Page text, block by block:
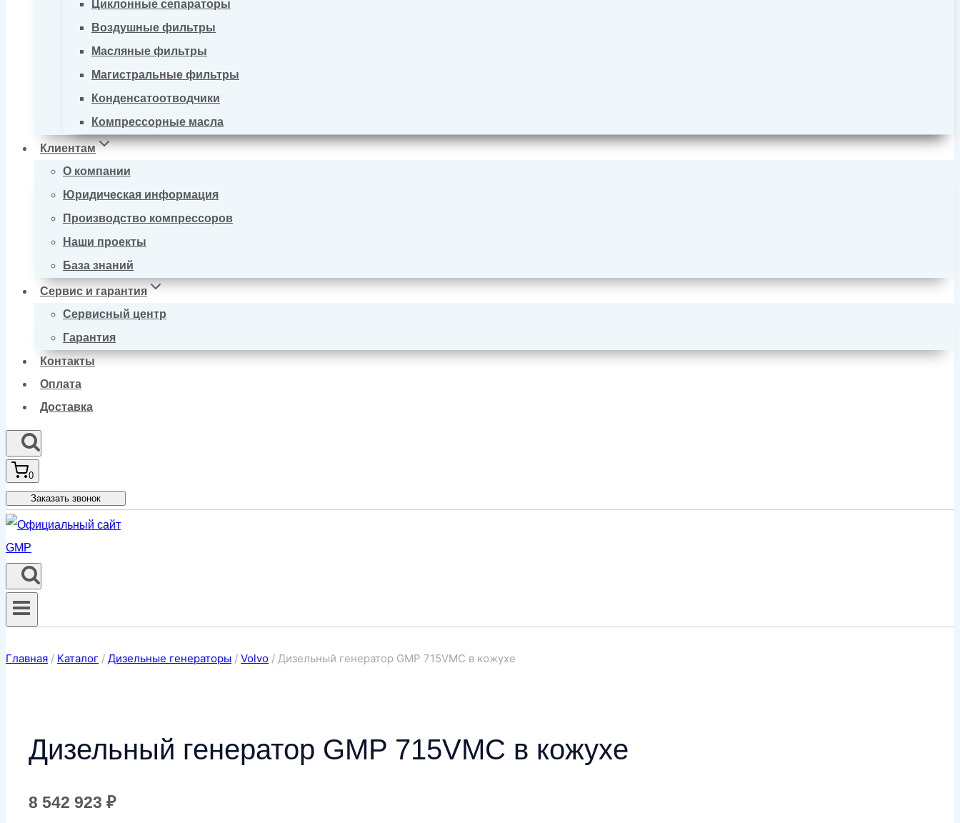
Циклонные сепараторы
Воздушные фильтры
Масляные фильтры
Магистральные фильтры
Конденсатоотводчики
Компрессорные масла
Клиентам
О компании
Юридическая информация
Производство компрессоров
Наши проекты
База знаний
Сервис и гарантия
Сервисный центр
Гарантия
Контакты
Оплата
Доставка
0
Заказать звонок
Главная / Каталог / Дизельные генераторы / Volvo / Дизельный генератор GMP 715VMC в кожухе
Дизельный генератор GMP 715VMC в кожухе
8 542 923 ₽